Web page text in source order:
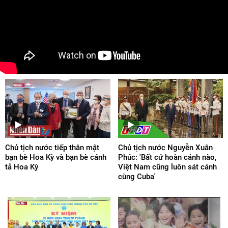
Chủ tịch nước tiếp thân mật
bạn bè Hoa Kỳ và bạn bè cánh
tả Hoa Kỳ
Chủ tịch nước Nguyễn Xuân
Phúc: 'Bất cứ hoàn cảnh nào,
Việt Nam cũng luôn sát cánh
cùng Cuba'